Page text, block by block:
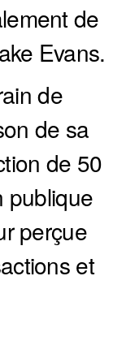
de
Evans.
de
de sa
de 50
publique
perçue
et